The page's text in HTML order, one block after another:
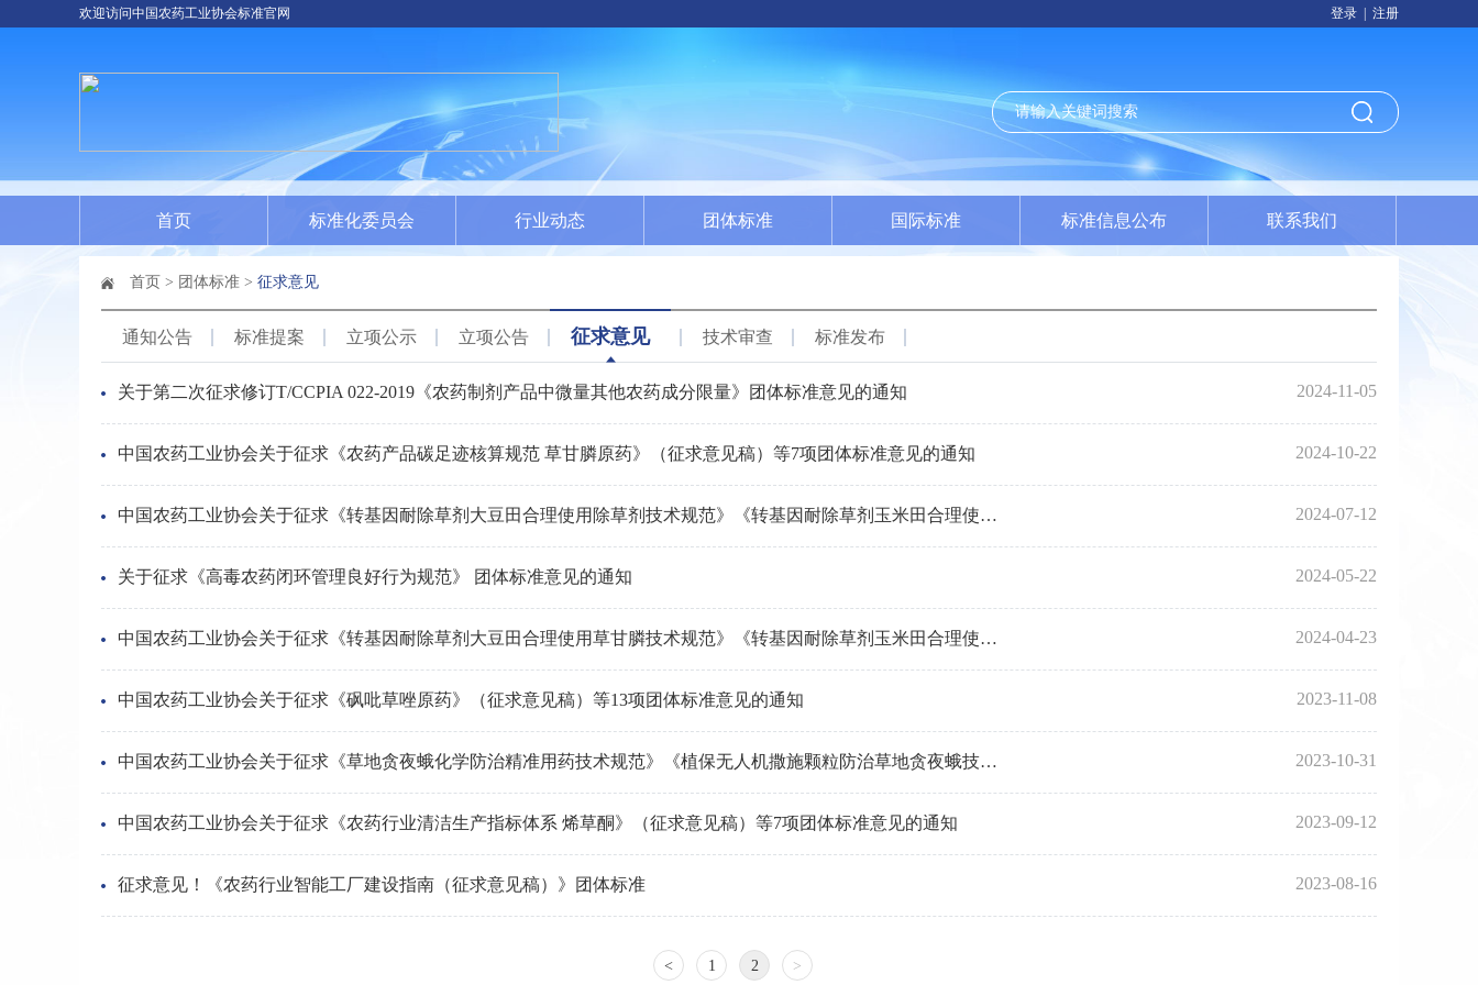
欢迎访问中国农药工业协会标准官网 登录 注册
首页 标准化委员会 行业动态 团体标准 国际标准 标准信息公布 联系我们
首页 > 团体标准 > 征求意见
通知公告 标准提案 立项公示 立项公告 征求意见 技术审查 标准发布
关于第二次征求修订T/CCPIA 022-2019《农药制剂产品中微量其他农药成分限量》团体标准意见的通知 2024-11-05
中国农药工业协会关于征求《农药产品碳足迹核算规范 草甘膦原药》（征求意见稿）等7项团体标准意见的通知 2024-10-22
中国农药工业协会关于征求《转基因耐除草剂大豆田合理使用除草剂技术规范》《转基因耐除草剂玉米田合理使用除草剂技术规范》（征求意见稿）2项团体标准意见的通知 2024-07-12
关于征求《高毒农药闭环管理良好行为规范》 团体标准意见的通知 2024-05-22
中国农药工业协会关于征求《转基因耐除草剂大豆田合理使用草甘膦技术规范》《转基因耐除草剂玉米田合理使用草甘膦技术规范》（征求意见稿）2项团体标准意见的通知 2024-04-23
中国农药工业协会关于征求《砜吡草唑原药》（征求意见稿）等13项团体标准意见的通知 2023-11-08
中国农药工业协会关于征求《草地贪夜蛾化学防治精准用药技术规范》《植保无人机撒施颗粒防治草地贪夜蛾技术操作规程》（征求意见稿）2项团体标准意见的通知 2023-10-31
中国农药工业协会关于征求《农药行业清洁生产指标体系 烯草酮》（征求意见稿）等7项团体标准意见的通知 2023-09-12
征求意见！《农药行业智能工厂建设指南（征求意见稿）》团体标准 2023-08-16
< 1 2 >